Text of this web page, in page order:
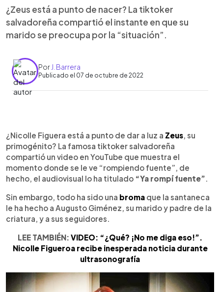
¿Zeus está a punto de nacer? La tiktoker
salvadoreña compartió el instante en que su
marido se preocupa por la “situación”.
Por J. Barrera
Publicado el 07 de octubre de 2022
► Escuchar artículo
¿Nicolle Figuera está a punto de dar a luz a Zeus , su
primogénito? La famosa tiktoker salvadoreña
compartió un video en YouTube que muestra el
momento donde se le ve “rompiendo fuente”, de
hecho, el audiovisual lo ha titulado “Ya rompí fuente”
Sin embargo, todo ha sido una broma que la santaneca
le ha hecho a Augusto Giménez, su marido y padre de la
criatura, y a sus seguidores.
LEE TAMBIÉN: VIDEO: “¿Qué? ¡No me diga eso!”.
Nicolle Figueroa recibe inesperada noticia durante
ultrasonografía